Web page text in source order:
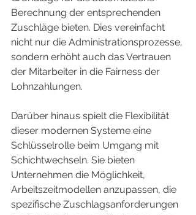
Berechnung der entsprechenden
Zuschläge bieten. Dies vereinfacht
nicht nur die Administrationsprozesse,
sondern erhöht auch das Vertrauen
der Mitarbeiter in die Fairness der
Lohnzahlungen.
Darüber hinaus spielt die Flexibilität
dieser modernen Systeme eine
Schlüsselrolle beim Umgang mit
Schichtwechseln. Sie bieten
Unternehmen die Möglichkeit,
Arbeitszeitmodellen anzupassen, die
spezifische Zuschlagsanforderungen